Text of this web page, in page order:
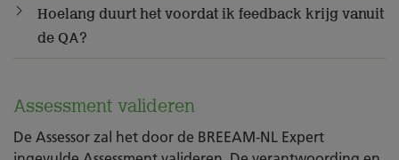
Hoelang duurt het voordat ik feedback krijg vanuit
de QA?
Assessment valideren
De Assessor zal het door de BREEAM-NL Expert